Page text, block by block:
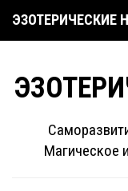
ЭЗОТЕРИЧЕСКИЕ
Магическое